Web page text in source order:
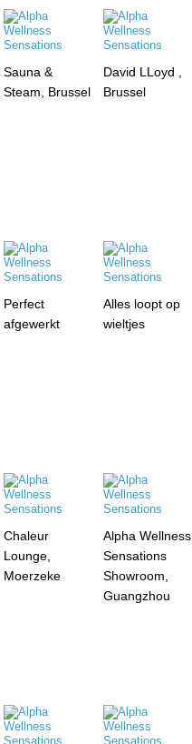
Sauna &
Steam, Brussel
David LLoyd ,
Brussel
Perfect
afgewerkt
Alles loopt op
wieltjes
Chaleur
Lounge,
Moerzeke
Alpha Wellness
Sensations
Showroom,
Guangzhou